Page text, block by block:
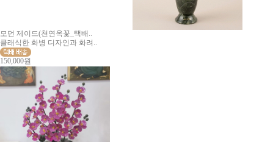
모던 제이드(천연옥꽃_택배..
클래식한 화병 디자인과 화려..
150,000원